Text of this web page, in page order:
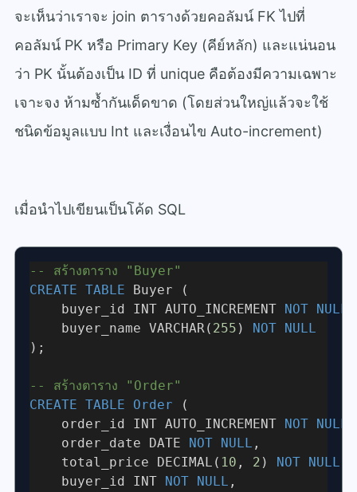
จะเห็นว่าเราจะ join ตารางด้วยคอลัมน์ FK ไปที่
คอลัมน์ PK หรือ Primary Key (คีย์หลัก) และแน่นอน
ว่า PK นั้นต้องเป็น ID ที่ unique คือต้องมีความเฉพาะ
เจาะจง ห้ามซ้ำกันเด็ดขาด (โดยส่วนใหญ่แล้วจะใช้
ชนิดข้อมูลแบบ Int และเงื่อนไข Auto-increment)
เมื่อนำไปเขียนเป็นโค้ด SQL
-- สร้างตาราง "Buyer"
CREATE TABLE Buyer (
    buyer_id INT AUTO_INCREMENT
NOT NULL
    buyer_name VARCHAR(
255 ) NOT
NULL
);
-- สร้างตาราง "Order"
CREATE TABLE Order (
    order_id INT AUTO_INCREMENT
NOT NULL
    order_date DATE
NOT NULL ,
    total_price DECIMAL(
10 , 2 ) NOT NULL
    buyer_id INT
NOT NULL ,